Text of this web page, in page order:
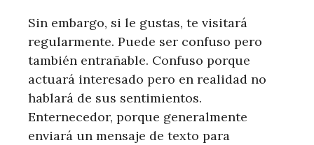
Sin embargo, si le gustas, te visitará
regularmente. Puede ser confuso pero
también entrañable. Confuso porque
actuará interesado pero en realidad no
hablará de sus sentimientos.
Enternecedor, porque generalmente
enviará un mensaje de texto para